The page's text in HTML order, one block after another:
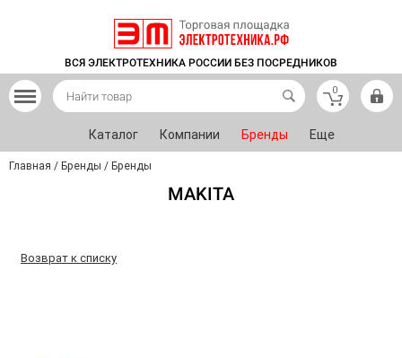
ВСЯ ЭЛЕКТРОТЕХНИКА РОССИИ БЕЗ ПОСРЕДНИКОВ
0
Каталог Компании Бренды Еще
Главная / Бренды / Бренды
MAKITA
Возврат к списку